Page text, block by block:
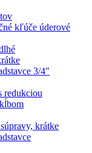
kľúče úderové
3/4"
redukciou
krátke